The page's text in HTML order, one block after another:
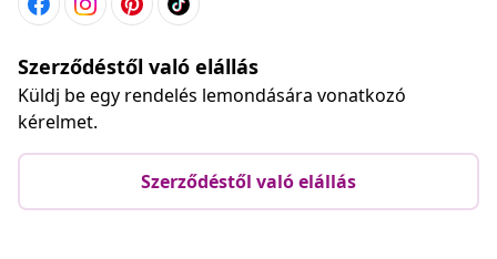
Szerződéstől való elállás
Küldj be egy rendelés lemondására vonatkozó
kérelmet.
Szerződéstől való elállás